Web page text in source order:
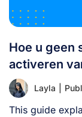
Hoe u geen
activeren
Layla
This guide